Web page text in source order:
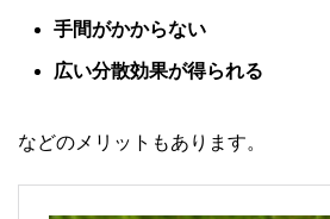
手間がかからない
広い分散効果が得られる
などのメリットもあります。